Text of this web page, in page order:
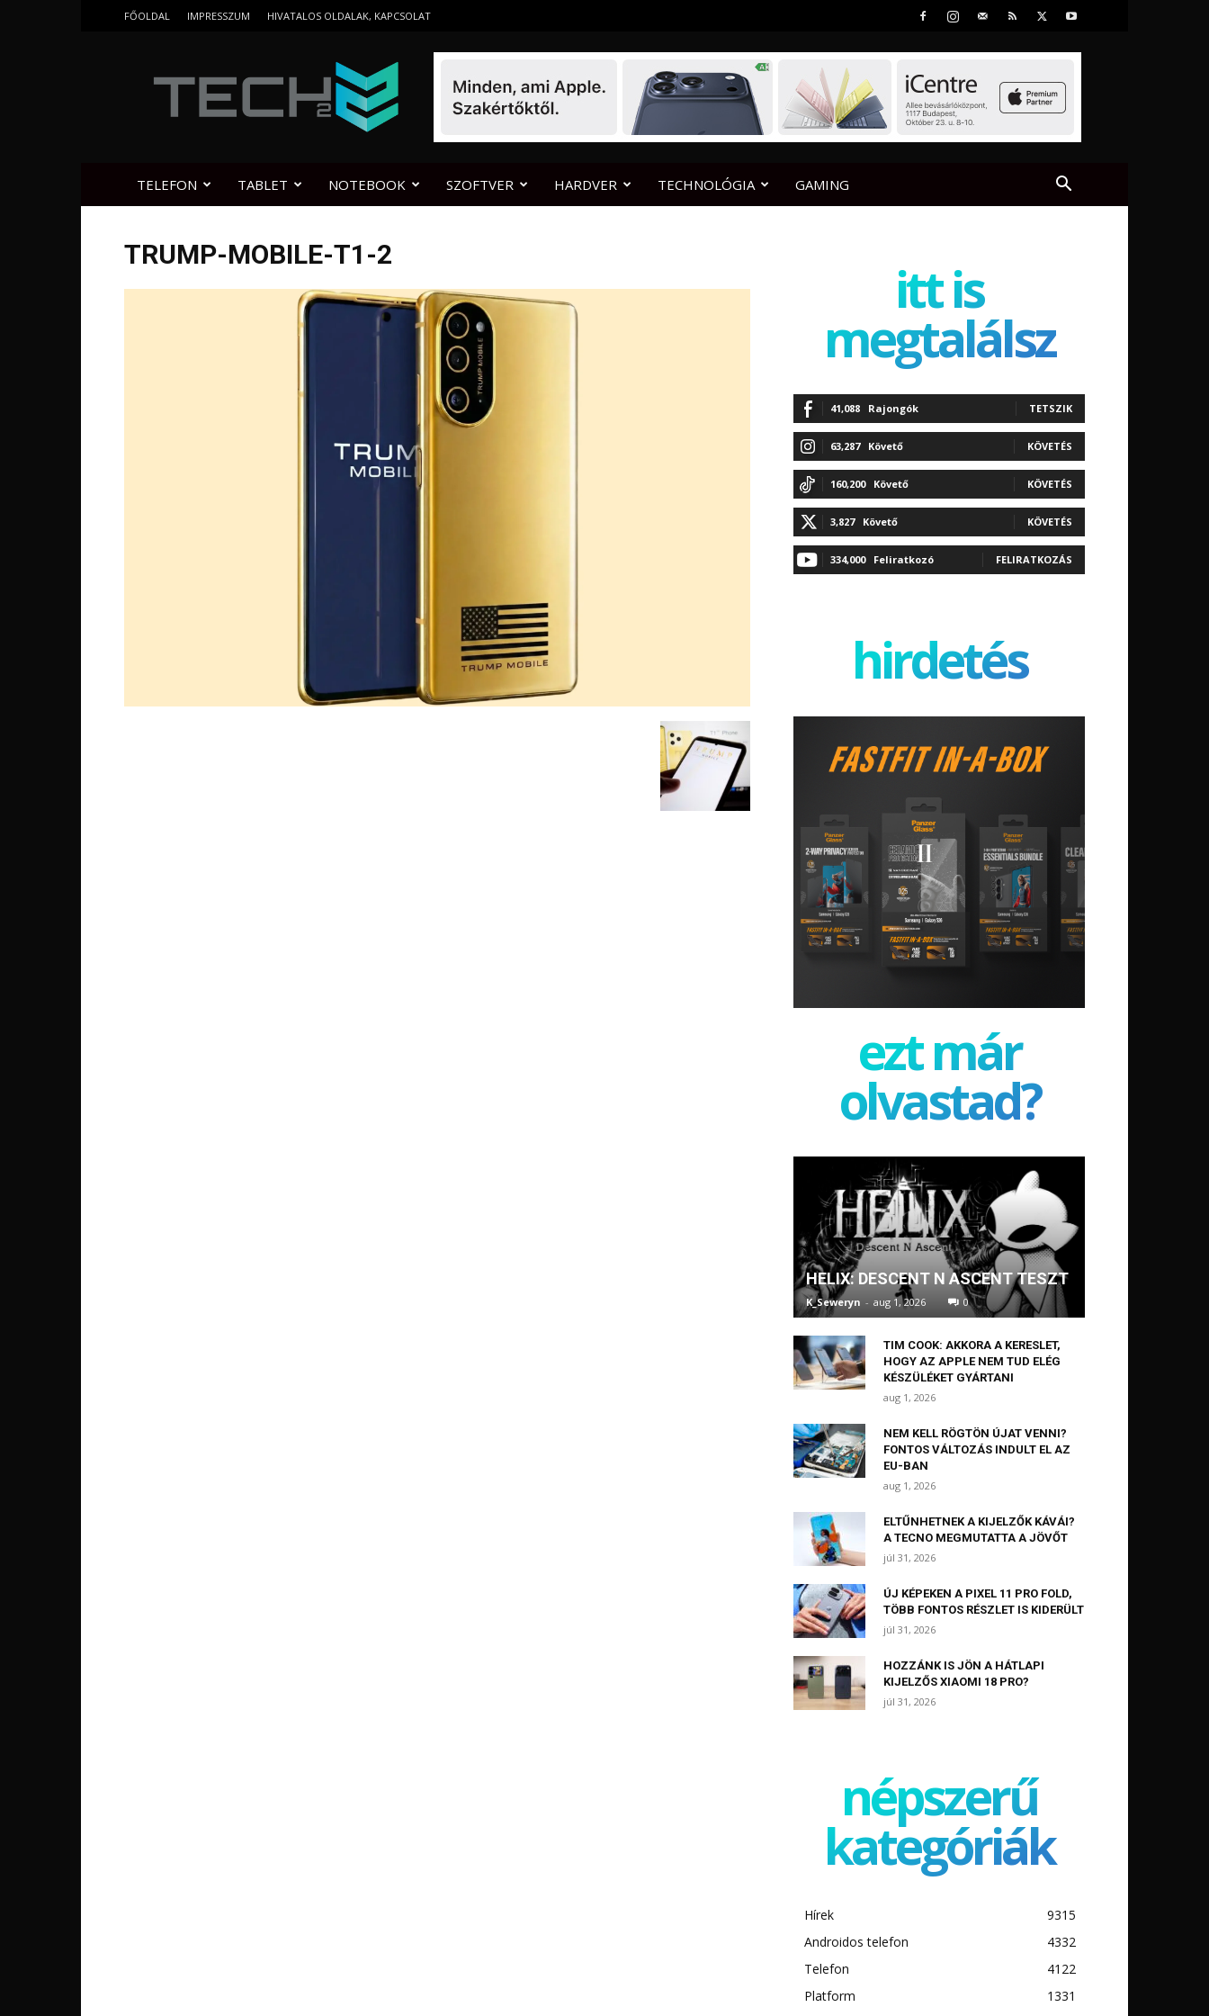
FŐOLDAL IMPRESSZUM HIVATALOS OLDALAK, KAPCSOLAT
TELEFON TABLET NOTEBOOK SZOFTVER HARDVER TECHNOLÓGIA GAMING
TRUMP-MOBILE-T1-2
itt is
megtalálsz
41,088 Rajongók TETSZIK
63,287 Követő KÖVETÉS
160,200 Követő KÖVETÉS
3,827 Követő KÖVETÉS
334,000 Feliratkozó FELIRATKOZÁS
hirdetés
ezt már
olvastad?
HELIX: DESCENT N ASCENT TESZT
K_Seweryn - aug 1, 2026 0
TIM COOK: AKKORA A KERESLET,
HOGY AZ APPLE NEM TUD ELÉG
KÉSZÜLÉKET GYÁRTANI
aug 1, 2026
NEM KELL RÖGTÖN ÚJAT VENNI?
FONTOS VÁLTOZÁS INDULT EL AZ
EU-BAN
aug 1, 2026
ELTŰNHETNEK A KIJELZŐK KÁVÁI?
A TECNO MEGMUTATTA A JÖVŐT
júl 31, 2026
ÚJ KÉPEKEN A PIXEL 11 PRO FOLD,
TÖBB FONTOS RÉSZLET IS KIDERÜLT
júl 31, 2026
HOZZÁNK IS JÖN A HÁTLAPI
KIJELZŐS XIAOMI 18 PRO?
júl 31, 2026
népszerű
kategóriák
Hírek
9315
Androidos telefon
4332
Telefon
4122
Platform
1331